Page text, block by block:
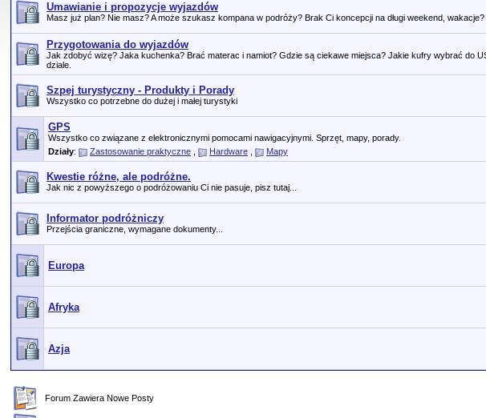
Umawianie i propozycje wyjazdów
Masz już plan? Nie masz? A może szukasz kompana w podróży? Brak Ci koncepcji na długi weekend,
Przygotowania do wyjazdów
Jak zdobyć wizę? Jaka kuchenka? Brać materac i namiot? Gdzie są ciekawe miejsca? Jakie kufry wybrać do
dziale.
Szpej turystyczny - Produkty i Porady
Wszystko co potrzebne do dużej i małej turystyki
GPS
Wszystko co związane z elektronicznymi pomocami nawigacyjnymi. Sprzęt, mapy, porady.
Działy: Zastosowanie praktyczne Hardware Mapy
Kwestie różne, ale podróżne.
Jak nic z powyższego o podróżowaniu Ci nie pasuje, pisz tutaj...
Informator podróżniczy
Przejścia graniczne, wymagane dokumenty...
Europa
Afryka
Azja
Forum Zawiera Nowe Posty